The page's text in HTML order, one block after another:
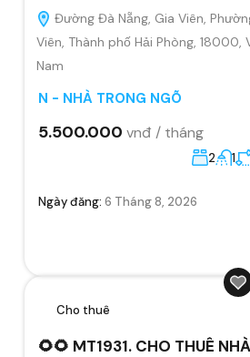
Đường Đà Nẵng, Gia Viên,
Viên, Thành phố Hải Phòng, 18000,
Nam
N - NHÀ TRONG NGÕ
5.500.000 vnđ / tháng
2 1
Ngày đăng: 6 Tháng 8, 2026
Cho thuê
🌻🌻 MT1931. CHO THUÊ